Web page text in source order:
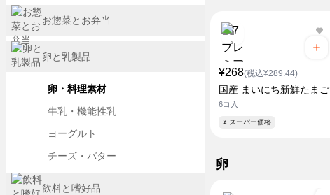
¥268(税込¥289.44)
国産 まいにち新鮮たまご
6コ入
¥ スーパー価格
卵
お惣菜とお弁当
卵と乳製品
卵・料理素材
牛乳・機能性乳
ヨーグルト
チーズ・バター
飲料と嗜好品